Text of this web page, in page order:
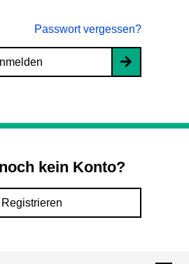
Passwort vergessen?
kein Konto?
Registrieren